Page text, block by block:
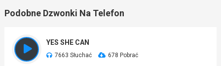
Podobne Dzwonki Na Telefon
YES SHE CAN
7663 Słuchać 678 Pobrać